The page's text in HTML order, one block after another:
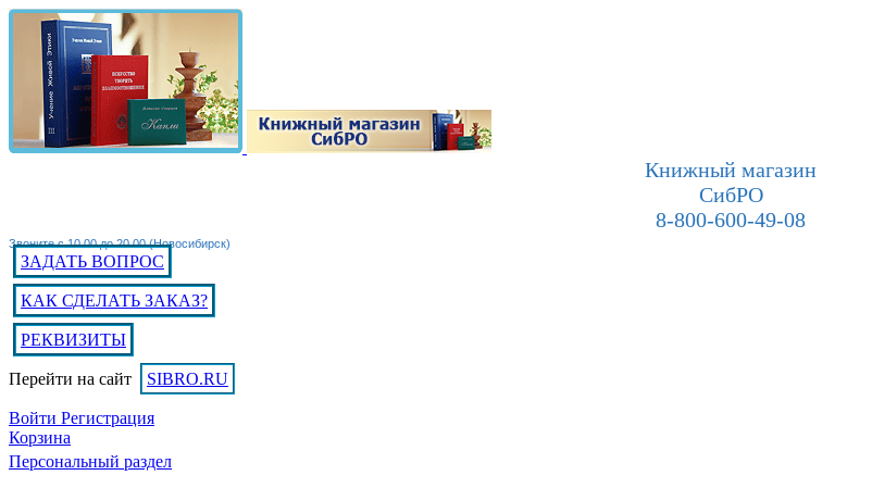
Книжный магазин
СибРО
8-800-600-49-08
Звоните с 10.00 до 20.00 (Новосибирск)
ЗАДАТЬ ВОПРОС
КАК СДЕЛАТЬ ЗАКАЗ?
РЕКВИЗИТЫ
Перейти на сайт SIBRO.RU
Войти Регистрация
Корзина
Персональный раздел